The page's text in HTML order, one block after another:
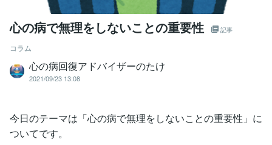
心の病で無理をしないことの重要性 記事
コラム
心の病回復アドバイザーのたけ
2021/09/23 13:08
今日のテーマは「心の病で無理をしないことの重要性」に
ついてです。